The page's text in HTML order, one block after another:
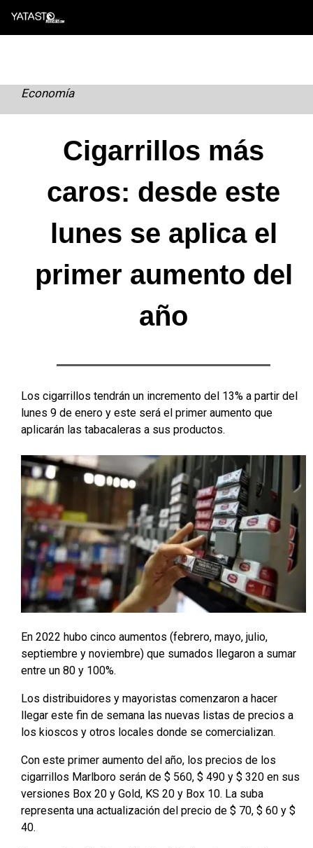
Skip
Economía
Cigarrillos más
caros: desde este
lunes se aplica el
primer aumento del
año
Los cigarrillos tendrán un incremento del 13% a partir del
lunes 9 de enero y este será el primer aumento que
aplicarán las tabacaleras a sus productos.
En 2022 hubo cinco aumentos (febrero, mayo, julio,
septiembre y noviembre) que sumados llegaron a sumar
entre un 80 y 100%.
Los distribuidores y mayoristas comenzaron a hacer
llegar este fin de semana las nuevas listas de precios a
los kioscos y otros locales donde se comercializan.
Con este primer aumento del año, los precios de los
cigarrillos Marlboro serán de $ 560, $ 490 y $ 320 en sus
versiones Box 20 y Gold, KS 20 y Box 10. La suba
representa una actualización del precio de $ 70, $ 60 y $
40.